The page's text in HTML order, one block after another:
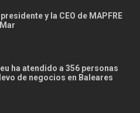
y la CEO de MAPFRE
ha atendido a 356 personas
de negocios en Baleares